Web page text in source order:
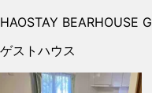
HAOSTAY BEARHOUSE G
ゲストハウス